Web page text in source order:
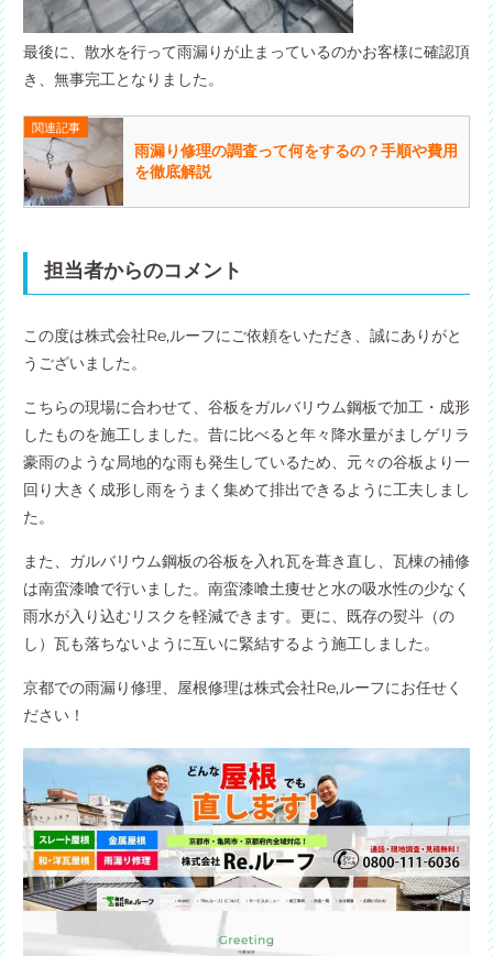
最後に、散水を行って雨漏りが止まっているのかお客様に確認頂
き、無事完工となりました。
関連記事
雨漏り修理の調査って何をするの？手順や費用
を徹底解説
担当者からのコメント
この度は株式会社Re,ルーフにご依頼をいただき、誠にありがと
うございました。
こちらの現場に合わせて、谷板をガルバリウム鋼板で加工・成形
したものを施工しました。昔に比べると年々降水量がましゲリラ
豪雨のような局地的な雨も発生しているため、元々の谷板より一
回り大きく成形し雨をうまく集めて排出できるように工夫しまし
た。
また、ガルバリウム鋼板の谷板を入れ瓦を葺き直し、瓦棟の補修
は南蛮漆喰で行いました。南蛮漆喰土痩せと水の吸水性の少なく
雨水が入り込むリスクを軽減できます。更に、既存の熨斗（の
し）瓦も落ちないように互いに緊結するよう施工しました。
京都での雨漏り修理、屋根修理は株式会社Re,ルーフにお任せく
ださい！